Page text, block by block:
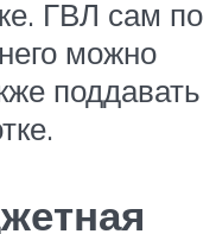
ГВЛ сам по
можно
поддавать